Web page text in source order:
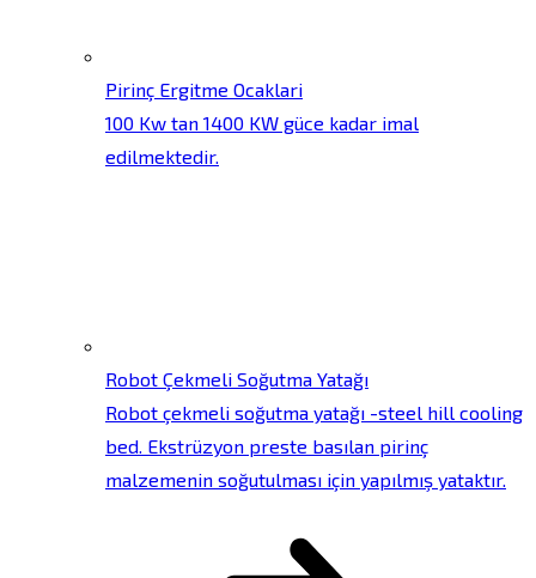
Pirinç Ergitme Ocaklari
100 Kw tan 1400 KW güce kadar imal
edilmektedir.
Robot Çekmeli Soğutma Yatağı
Robot çekmeli soğutma yatağı -steel hill cooling
bed. Ekstrüzyon preste basılan pirinç
malzemenin soğutulması için yapılmış yataktır.